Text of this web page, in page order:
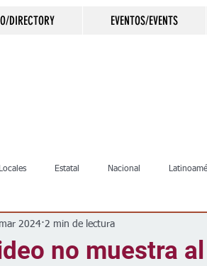
DIRECTORY EVENTOS/EVENTS
Estatal Nacional
Salud Arte & Cultura
no muestra
2024 2 min de lectura